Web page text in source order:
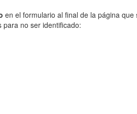
en el formulario al final de la página
para no ser identificado: